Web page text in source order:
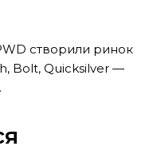
створили ринок
Bolt, Quicksilver —